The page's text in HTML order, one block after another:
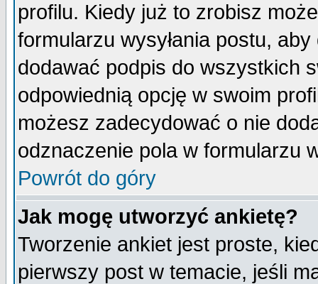
profilu. Kiedy już to zrobisz
formularzu wysyłania postu,
dodawać podpis do wszystkich
odpowiednią opcję w swoim
możesz zadecydować o nie
odznaczenie pola w formularzu
Powrót do góry
Jak mogę utworzyć ankietę?
Tworzenie ankiet jest proste,
pierwszy post w temacie, jeśli